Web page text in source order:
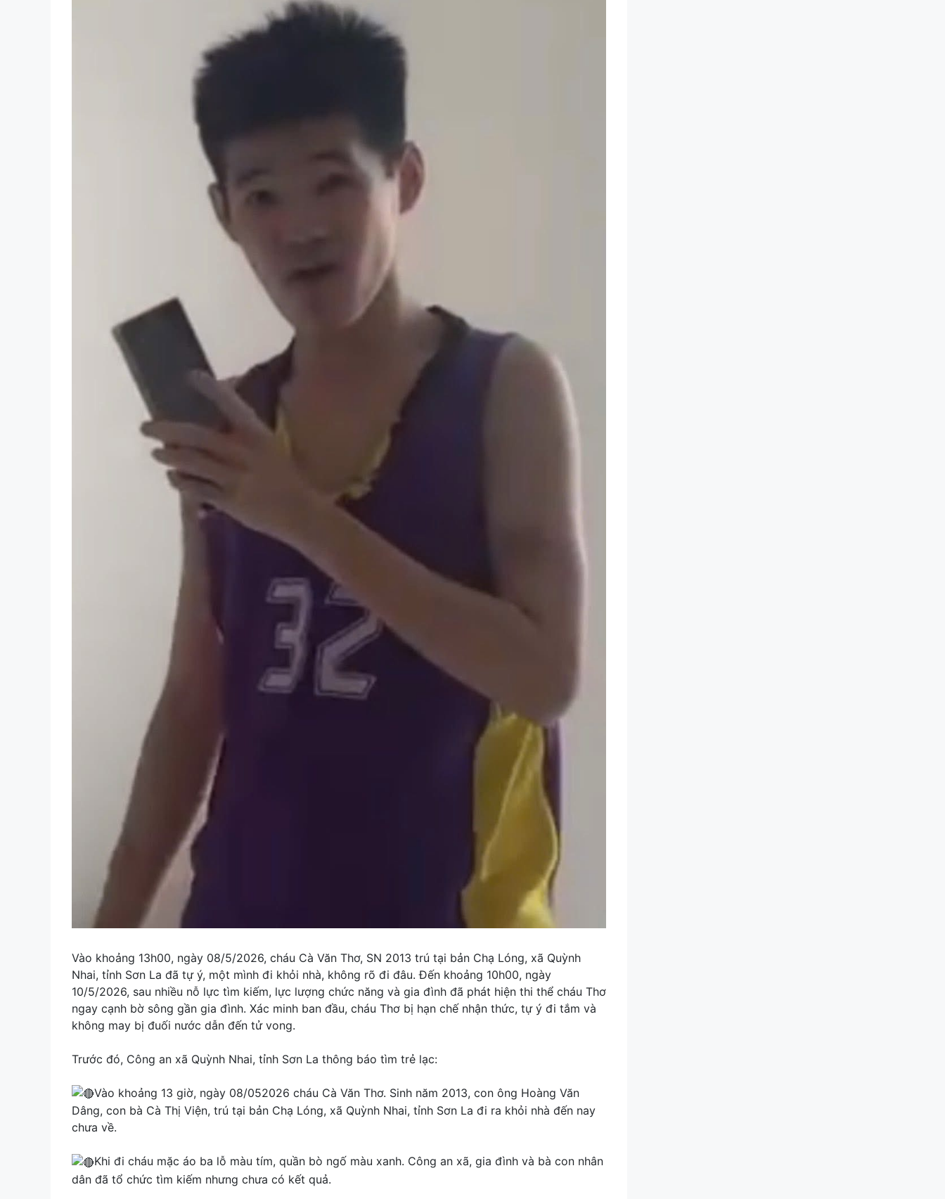
Vào khoảng 13h00, ngày 08/5/2026, cháu Cà Văn Thơ, SN 2013 trú tại bản Chạ Lóng, xã Quỳnh
Nhai, tỉnh Sơn La đã tự ý, một mình đi khỏi nhà, không rõ đi đâu. Đến khoảng 10h00, ngày
10/5/2026, sau nhiều nỗ lực tìm kiếm, lực lượng chức năng và gia đình đã phát hiện thi thể cháu Thơ
ngay cạnh bờ sông gần gia đình. Xác minh ban đầu, cháu Thơ bị hạn chế nhận thức, tự ý đi tắm và
không may bị đuối nước dẫn đến tử vong.
Trước đó, Công an xã Quỳnh Nhai, tỉnh Sơn La thông báo tìm trẻ lạc:
Vào khoảng 13 giờ, ngày 08/052026 cháu Cà Văn Thơ. Sinh năm 2013, con ông Hoàng Văn
Dâng, con bà Cà Thị Viện, trú tại bản Chạ Lóng, xã Quỳnh Nhai, tỉnh Sơn La đi ra khỏi nhà đến nay
chưa về.
Khi đi cháu mặc áo ba lỗ màu tím, quần bò ngố màu xanh. Công an xã, gia đình và bà con nhân
dân đã tổ chức tìm kiếm nhưng chưa có kết quả.